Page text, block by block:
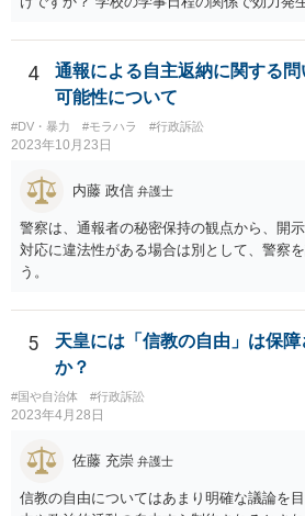
でしょう。 両者をそろえるに越したことは
自体は各学校によって慣例として定められ
離脱日も、学校によって異なるようですか
題はないでしょう。 ＞万一、効力発生日よ
なる出来事が起こったとしたら、その証明
く、証明書としては無効化されるというこ
自然でしょう。 ただし、卒業証書自体は、
が、全課程を修了したという事実について
点では、そのこと自体は過去の事実として
自体の無効かどうかという法的な効力を議
う。 問題は、証書そのものではなく、在学
て学籍を剥奪されたかどうか、ということ
証書自体の議論とは直接関係しないと思い
4
通報による自主返納に関する
可能性について
#DV・暴力 #モラハラ #行政訴訟
2023年10月23日
内藤 政信 弁護士
警察は、通報者の秘密保持の観点から、開
対応に違法性がある場合は別として、警察
う。
5
天皇には「信教の自由」は保
か？
#国や自治体 #行政訴訟
2023年4月28日
佐藤 充崇 弁護士
信教の自由についてはあまり明確な議論を